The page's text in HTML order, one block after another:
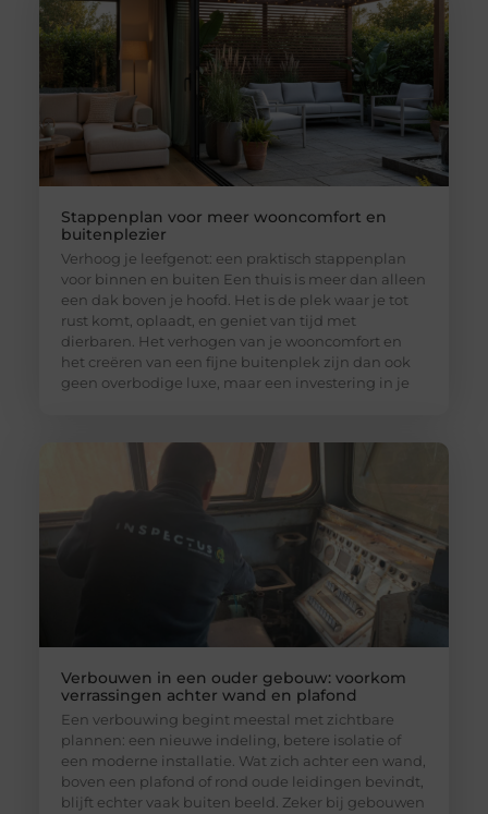
Stappenplan voor meer wooncomfort en
buitenplezier
Verhoog je leefgenot: een praktisch stappenplan
voor binnen en buiten Een thuis is meer dan alleen
een dak boven je hoofd. Het is de plek waar je tot
rust komt, oplaadt, en geniet van tijd met
dierbaren. Het verhogen van je wooncomfort en
het creëren van een fijne buitenplek zijn dan ook
geen overbodige luxe, maar een investering in je
Verbouwen in een ouder gebouw: voorkom
verrassingen achter wand en plafond
Een verbouwing begint meestal met zichtbare
plannen: een nieuwe indeling, betere isolatie of
een moderne installatie. Wat zich achter een wand,
boven een plafond of rond oude leidingen bevindt,
blijft echter vaak buiten beeld. Zeker bij gebouwen